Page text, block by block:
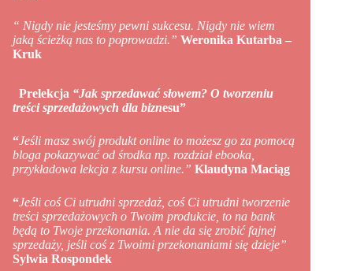
“ Nigdy nie jesteśmy pewni sukcesu. Nigdy nie wiem
jaką ścieżką nas to poprowadzi.” Weronika Kutarba –
Kruk
Prelekcja “Jak sprzedawać słowem? O tworzeniu
treści sprzedażowych dla biznesu”
“Jeśli masz swój produkt online to możesz go za pomocą
bloga pokazywać od środka np. rozdział ebooka,
przykładowa lekcja z kursu online.” Klaudyna Maciąg
“Jeśli coś Ci utrudni sprzedaż, coś Ci utrudni tworzenie
treści sprzedażowych o Twoim produkcie, to na bank
będą to Twoje przekonania. A nie da się zrobić fajnej
sprzedaży, jeśli coś z Twoimi przekonaniami się dzieje”
Sylwia Rospondek